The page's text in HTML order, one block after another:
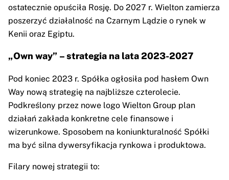
ostatecznie opuściła Rosję. Do 2027 r. Wielton zamierza
poszerzyć działalność na Czarnym Lądzie o rynek w
Kenii oraz Egiptu.
„Own way” – strategia na lata 2023-2027
Pod koniec 2023 r. Spółka ogłosiła pod hasłem Own
Way nową strategię na najbliższe czterolecie.
Podkreślony przez nowe logo Wielton Group plan
działań zakłada konkretne cele finansowe i
wizerunkowe. Sposobem na koniunkturalność Spółki
ma być silna dywersyfikacja rynkowa i produktowa.
Filary nowej strategii to: